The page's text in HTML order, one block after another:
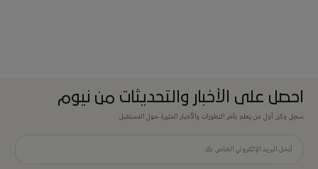
احصل على الأخبار والتحديثات من نيوم
سجل وكن أول من يعلم بآخر التطورات والأخبار المثيرة حول المستقبل